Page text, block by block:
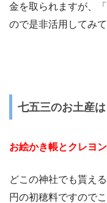
金を取られますが、
ので是非活用してみて
七五三のお土産は
お絵かき帳とクレヨ
どこの神社でも貰え
円の初穂料ですので